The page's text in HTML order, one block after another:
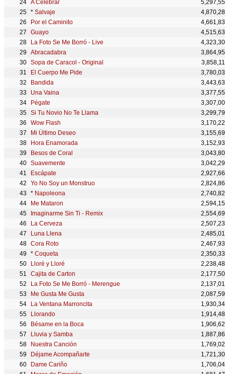
A Celebrar
* Salvaje
Por el Caminito
Guayo
La Foto Se Me Borró - Live
Abracadabra
Sopa de Caracol - Original
El Cuerpo Me Pide
Bandida
Una Vaina
Pégate
Si Tu Novio No Te Llama
Wow Flash
Mi Último Deseo
Hora Enamorada
Besos de Coral
Suavemente
Escápate
Yo No Soy un Monstruo
* Napoleona
Me Mataron
Imaginarme Sin Ti - Remix
La Cerveza
Luna Llena
Cora Roto
* Coqueta
Lloré y Lloré
Cajita de Carton
La Foto Se Me Borró - Merengue
Me Gusta Me Gusta
La Ventana Marroncita
Llorando
Bésame en la Boca
Lluvia y Samba
Nuestra Canción
Déjame Acompañarte
Dame Cariño